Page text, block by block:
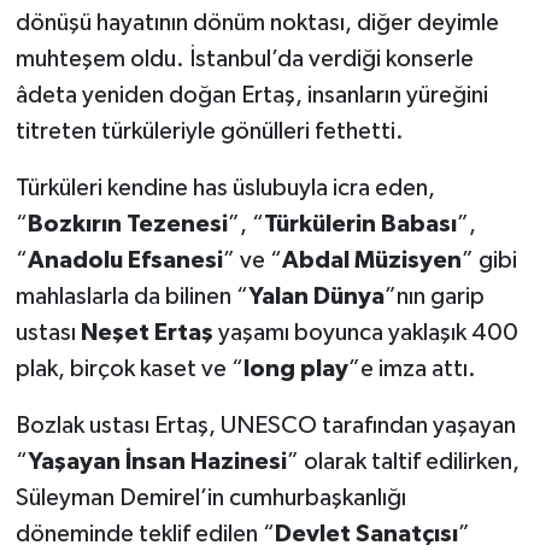
dönüşü hayatının dönüm noktası, diğer deyimle
muhteşem oldu. İstanbul’da verdiği konserle
âdeta yeniden doğan Ertaş, insanların yüreğini
titreten türküleriyle gönülleri fethetti.
Türküleri kendine has üslubuyla icra eden,
“ Bozkırın Tezenesi”, “Türkülerin Babası”,
“Anadolu Efsanesi” ve “Abdal Müzisyen” gibi
mahlaslarla da bilinen “Yalan Dünya”nın garip
ustası Neşet Ertaş yaşamı boyunca yaklaşık 400
plak, birçok kaset ve “ long play”e imza attı.
Bozlak ustası Ertaş, UNESCO tarafından yaşayan
“Yaşayan İnsan Hazinesi” olarak taltif edilirken,
Süleyman Demirel’in cumhurbaşkanlığı
döneminde teklif edilen “ Devlet Sanatçısı”